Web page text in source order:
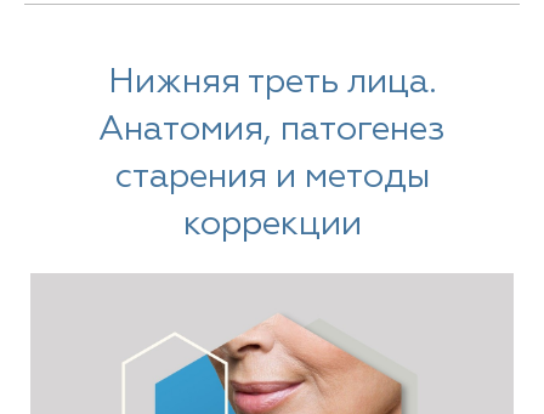
Нижняя треть лица.
Анатомия, патогенез
старения и методы
коррекции